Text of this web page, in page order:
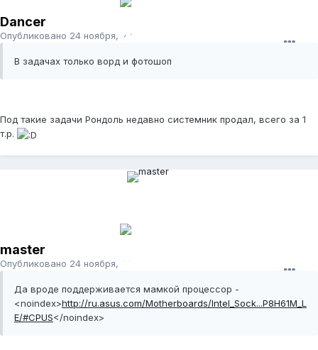
Dancer
Опубликовано 24 ноября, 2011
В задачах только ворд и фотошоп
Под такие задачи Рондоль недавно системник продал, всего за 1
т.р.
master
Опубликовано 24 ноября, 2011
Да вроде поддерживается мамкой процессор -
<noindex>http://ru.asus.com/Motherboards/Intel_Sock...P8H61M_L
E/#CPUS</noindex>